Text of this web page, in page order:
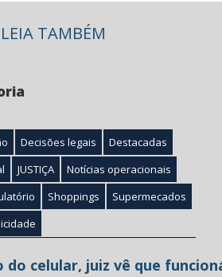
LEIA TAMBÉM
Decisões legais
Destacadas
JUSTIÇA
Notícias operacionais
Shoppings
Supermecados
do celular, juiz vê que